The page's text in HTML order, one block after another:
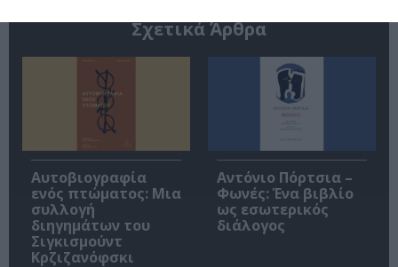
Σχετικά Άρθρα
Αυτοβιογραφία
ενός πτώματος: Μια
συλλογή
διηγημάτων του
Σιγκισμούντ
Κρζιζανόφσκι
Αντόνιο Πόρτσια –
Φωνές: Ένα βιβλίο
ως εσωτερικός
διάλογος